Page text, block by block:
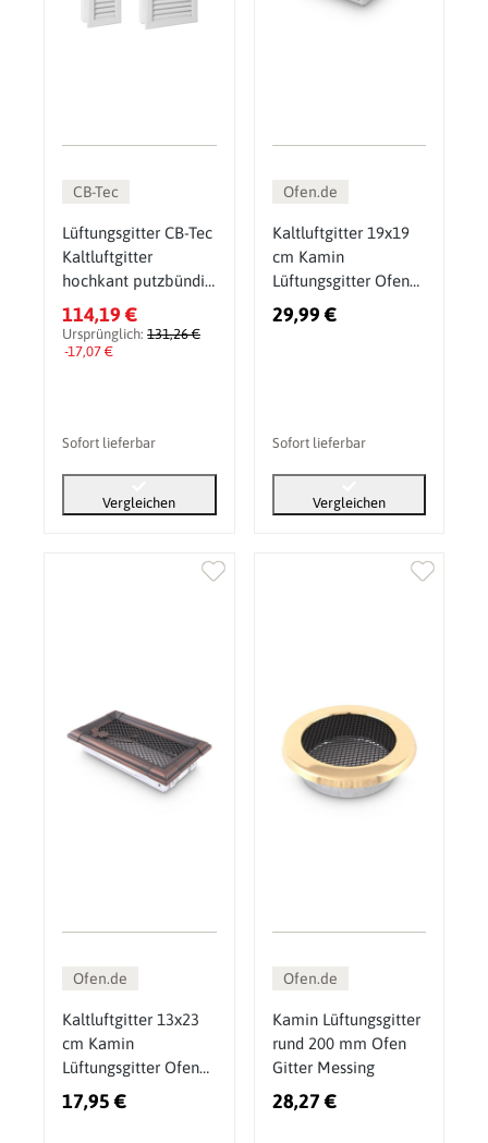
CB-Tec
Lüftungsgitter CB-Tec
Kaltluftgitter
hochkant putzbündig
Weiß
114,19 €
Ursprünglich: 131,26 €
-17,07 €
Sofort lieferbar
Vergleichen
Ofen.de
Kaltluftgitter 19x19
cm Kamin
Lüftungsgitter Ofen
Gitter Weiß
29,99 €
Sofort lieferbar
Vergleichen
Ofen.de
Kaltluftgitter 13x23
cm Kamin
Lüftungsgitter Ofen
Gitter Kupfer Patina
17,95 €
Ofen.de
Kamin Lüftungsgitter
rund 200 mm Ofen
Gitter Messing
28,27 €